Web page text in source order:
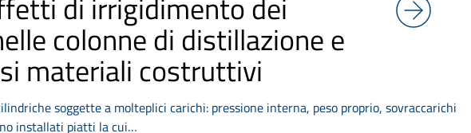
colonne di distillazione e
materiali costruttivi
soggette a molteplici carichi: pressione interna, peso proprio, sovraccarichi
installati piatti la cui…